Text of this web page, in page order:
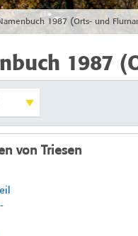
1987 (Orts- und
1987
von Triesen